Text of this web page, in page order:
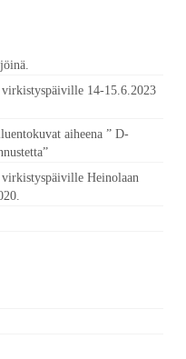
14-15.6.2023
aiheena ” D-
Heinolaan